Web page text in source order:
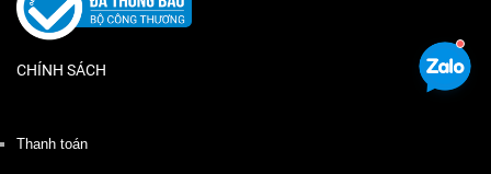
CHÍNH SÁCH
Thanh toán